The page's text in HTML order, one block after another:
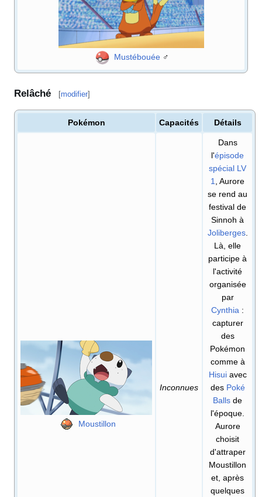
Mustébouée ♂
Relâché [modifier]
Pokémon Capacités Détails
Moustillon
Inconnues
Dans
l'épisode
spécial LV
1
, Aurore
se rend au
festival de
Sinnoh à
Joliberges.
Là, elle
participe à
l'activité
organisée
par
Cynthia :
capturer
des
Pokémon
comme à
Hisuiavec
des Poké
Balls de
l'époque.
Aurore
choisit
d'attraper
Moustillon
et, après
quelques